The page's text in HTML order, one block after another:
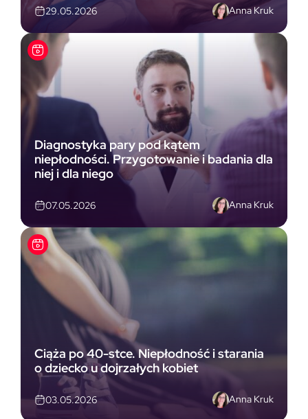
29.05.2026 Anna Kruk
Diagnostyka pary pod kątem
niepłodności. Przygotowanie i badania dla
niej i dla niego
07.05.2026 Anna Kruk
Ciąża po 40-stce. Niepłodność i starania
o dziecko u dojrzałych kobiet
03.05.2026 Anna Kruk